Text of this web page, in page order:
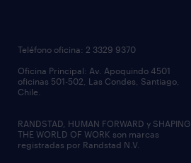
Teléfono oficina: 2 3329 9370
Oficina Principal: Av. Apoquindo 4501
oficinas 501-502, Las Condes, Santiago,
Chile.
RANDSTAD, HUMAN FORWARD y SHAPING
THE WORLD OF WORK son marcas
registradas por Randstad N.V.